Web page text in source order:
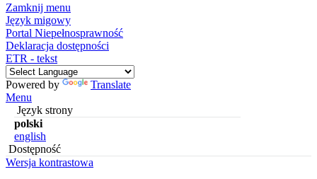
Zamknij menu
Język migowy
Portal Niepełnosprawność
Deklaracja dostępności
ETR - tekst
Powered by
Translate
Menu
Język strony
polski
english
Dostępność
Wersja kontrastowa